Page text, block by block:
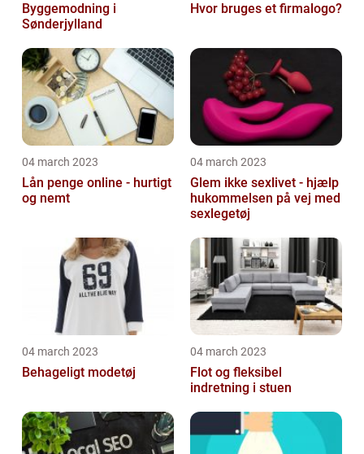
Byggemodning i
Sønderjylland
Hvor bruges et firmalogo?
04 march 2023
Lån penge online - hurtigt
og nemt
04 march 2023
Glem ikke sexlivet - hjælp
hukommelsen på vej med
sexlegetøj
04 march 2023
Behageligt modetøj
04 march 2023
Flot og fleksibel
indretning i stuen